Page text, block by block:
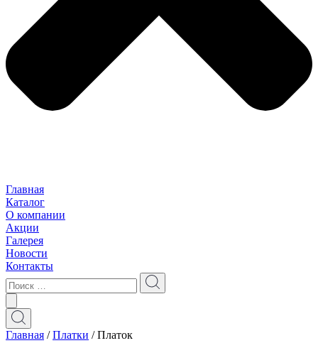
Главная
Каталог
О компании
Акции
Галерея
Новости
Контакты
Главная /Платки / Платок